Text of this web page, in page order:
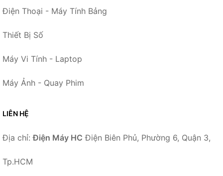
Điện Thoại - Máy Tính Bảng
Thiết Bị Số
Máy Vi Tính - Laptop
Máy Ảnh - Quay Phim
LIÊN HỆ
Địa chỉ:Điện Máy HC Điện Biên Phủ, Phường 6, Quận 3,
Tp.HCM